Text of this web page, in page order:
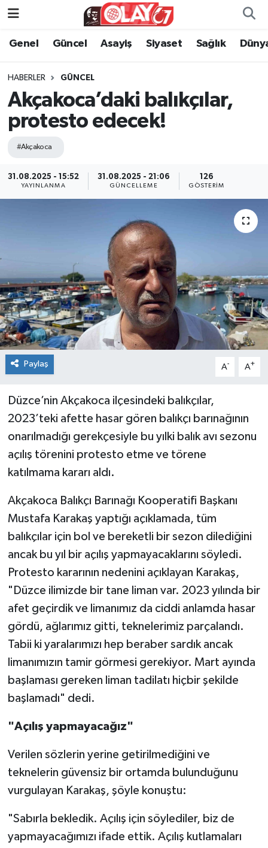
Genel Güncel Asayiş Siyaset Sağlık
HABERLER GÜNCEL
Akçakoca’daki balıkçılar,
protesto edecek!
#Akçakoca
31.08.2025 - 15:52
YAYINLANMA
31.08.2025 - 21:06
GÜNCELLEME
126
GÖSTERIM
Paylaş A- A+
Düzce’nin Akçakoca ilçesindeki balıkçılar,
2023’teki afette hasar gören balıkçı barınağının
onarılmadığı gerekçesiyle bu yılki balık avı sezonu
açılış törenini protesto etme ve törene
katılmama kararı aldı.
Akçakoca Balıkçı Barınağı Kooperatifi Başkanı
Mustafa Karakaş yaptığı açıklamada, tüm
balıkçılar için bol ve bereketli bir sezon dilediğini
ancak bu yıl bir açılış yapmayacaklarını söyledi.
Protesto kararının nedenini açıklayan Karakaş,
"Düzce ilimizde bir tane liman var. 2023 yılında bir
afet geçirdik ve limanımız da ciddi anlamda hasar
gördü, ağlarımız gitti, teknelerimiz parçalandı.
Tabii ki yaralarımızı hep beraber sardık ancak
limanımızın tamir görmesi gerekiyor. Mart ayında
başlaması gereken liman tadilatı hiçbir şekilde
başlamadı" dedi.
"Açılış yapmayacağız"
Verilen sözlerin yerine getirilmediğini ve
teknelerin güvensiz bir ortamda bulunduğunu
vurgulayan Karakaş, şöyle konuştu:
"Sabırla bekledik. Açılış için söylediler, biz de
yapmayacağımızı ifade ettik. Açılış kutlamaları
KATEGORİSİZ
ANA SAYFA
Genel
Siyaset
Dünya
Spor
Bilim veTeknoloji
SEKTÖR
Magazin
haber ara
Günün Haberleri
Yazarlarımız
Tüm Haberler
Videolu Haberler
Son Dakika
Tüm Haberler
Genel
Güncel
Asayiş
Dünya
Spor
Zonguldak Nöbetçi Eczaneler
Zonguldak Hava Durumu
Zonguldak Namaz Vakitleri
Tüm Manşetler
Son Dakika Haberleri